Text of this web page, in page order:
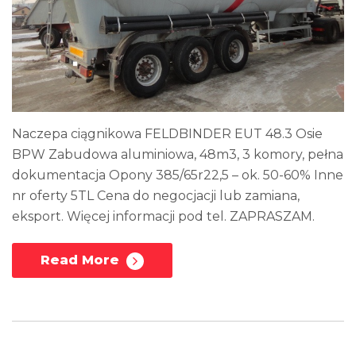
Naczepa ciągnikowa FELDBINDER EUT 48.3 Osie
BPW Zabudowa aluminiowa, 48m3, 3 komory, pełna
dokumentacja Opony 385/65r22,5 – ok. 50-60% Inne
nr oferty 5TL Cena do negocjacji lub zamiana,
eksport. Więcej informacji pod tel. ZAPRASZAM.
Read More